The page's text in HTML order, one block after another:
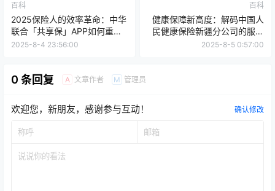
百科
2025保险人的效率革命：中华
联合「共享保」APP如何重构
展业生态？
2025-8-4 23:56:00
百科
健康保障新高度：解码中国人
民健康保险新疆分公司的服务
创新之路
2025-8-5 0:57:00
0 条回复 A 文章作者 M 管理员
欢迎您，新朋友，感谢参与互动！ 确认修改